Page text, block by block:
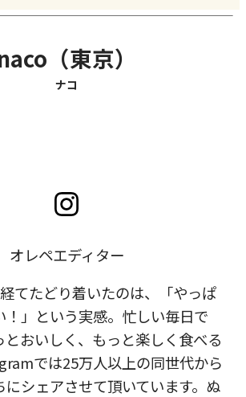
（東京）
ナコ
オレペエディター
てたどり着いたのは、「やっぱ
」という実感。忙しい毎日で
おいしく、 もっと楽しく食べる
では25万人以上の同世代から
にシェアさせて頂いています。ぬ